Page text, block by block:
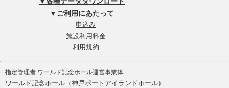
▼ご利用にあたって
申込み
施設利用料金
利用規約
指定管理者 ワールド記念ホール運営事業体
ワールド記念ホール（神戸ポートアイランドホール）